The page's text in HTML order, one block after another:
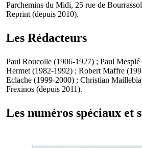
Parchemins du Midi, 25 rue de
Reprint (depuis 2010).
Les Rédacteurs
Paul Roucolle (1906-1927) ; Paul
Hermet (1982-1992) ; Robert Maffre
Eclache (1999-2000) ; Christian
Frexinos (depuis 2011).
Les numéros spéciaux et